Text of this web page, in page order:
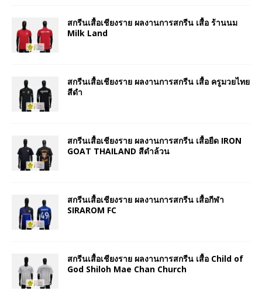
สกรีนเสื้อเชียงราย ผลงานการสกรีน เสื้อ ร้านนม
Milk Land
สกรีนเสื้อเชียงราย ผลงานการสกรีน เสื้อ ครูมวยไทย
สีดำ
สกรีนเสื้อเชียงราย ผลงานการสกรีน เสื้อยืด IRON
GOAT THAILAND สีดำล้วน
สกรีนเสื้อเชียงราย ผลงานการสกรีน เสื้อกีฬา
SIRAROM FC
สกรีนเสื้อเชียงราย ผลงานการสกรีน เสื้อ Child of
God Shiloh Mae Chan Church